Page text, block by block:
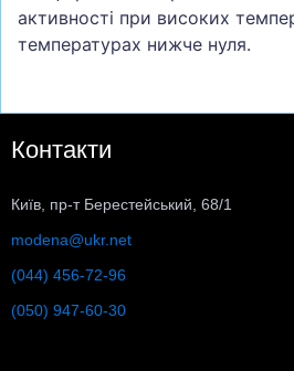
активності при високих
температурах нижче нуля.
Контакти
Київ, пр-т Берестейський, 68/1
modena@ukr.net
(044) 456-72-96
(050) 947-60-30